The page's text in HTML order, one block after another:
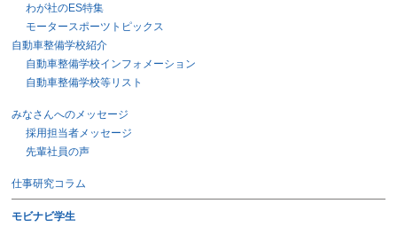
わが社のES特集
モータースポーツトピックス
自動車整備学校紹介
自動車整備学校インフォメーション
自動車整備学校等リスト
みなさんへのメッセージ
採用担当者メッセージ
先輩社員の声
仕事研究コラム
モビナビ学生